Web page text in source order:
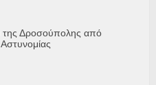
της Δροσούπολης από